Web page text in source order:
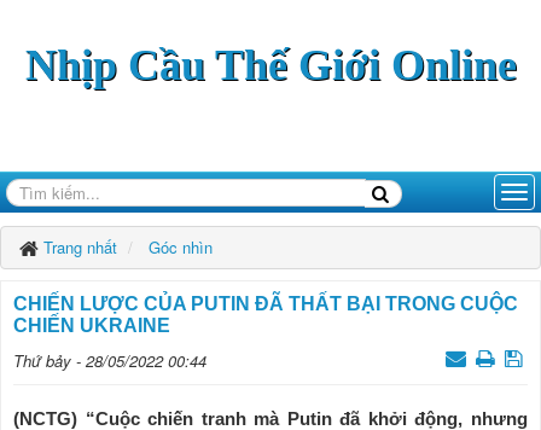
Nhịp Cầu Thế Giới Online
Trang nhất Góc nhìn
CHIẾN LƯỢC CỦA PUTIN ĐÃ THẤT BẠI TRONG CUỘC
CHIẾN UKRAINE
Thứ bảy - 28/05/2022 00:44
(NCTG) “Cuộc chiến tranh mà Putin đã khởi động, nhưng